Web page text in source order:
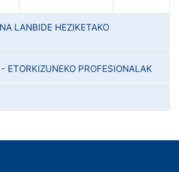
LANBIDE HEZIKETAKO
ETORKIZUNEKO PROFESIONALAK